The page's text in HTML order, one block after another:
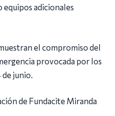
adicionales
el compromiso del
provocada por los
junio.
de Fundacite Miranda